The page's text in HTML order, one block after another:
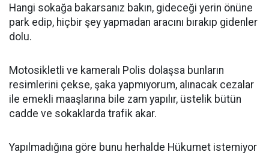
Hangi sokağa bakarsanız bakın, gideceği yerin önüne
park edip, hiçbir şey yapmadan aracını bırakıp gidenler
dolu.
Motosikletli ve kameralı Polis dolaşsa bunların
resimlerini çekse, şaka yapmıyorum, alınacak cezalar
ile emekli maaşlarına bile zam yapılır, üstelik bütün
cadde ve sokaklarda trafik akar.
Yapılmadığına göre bunu herhalde Hükumet istemiyor